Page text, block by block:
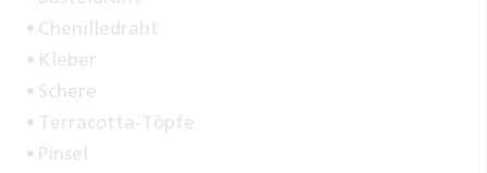
Chenilledraht
Kleber
Schere
Terracotta-Töpfe
Pinsel